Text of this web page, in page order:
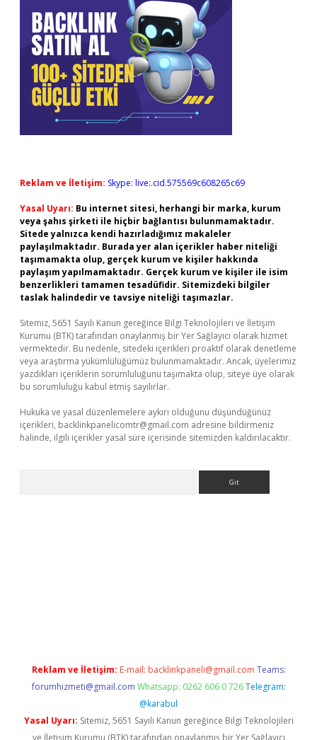
Reklam ve İletişim: Skype: live:.cid.575569c608265c69
Yasal Uyarı: Bu internet sitesi, herhangi bir marka, kurum
veya şahıs şirketi ile hiçbir bağlantısı bulunmamaktadır.
Sitede yalnızca kendi hazırladığımız makaleler
paylaşılmaktadır. Burada yer alan içerikler haber niteliği
taşımamakta olup, gerçek kurum ve kişiler hakkında
paylaşım yapılmamaktadır. Gerçek kurum ve kişiler ile isim
benzerlikleri tamamen tesadüfidir. Sitemizdeki bilgiler
taslak halindedir ve tavsiye niteliği taşımazlar.
Sitemiz, 5651 Sayılı Kanun gereğince Bilgi Teknolojileri ve İletişim
Kurumu (BTK) tarafından onaylanmış bir Yer Sağlayıcı olarak hizmet
vermektedir. Bu nedenle, sitedeki içerikleri proaktif olarak denetleme
veya araştırma yükümlülüğümüz bulunmamaktadır. Ancak, üyelerimiz
yazdıkları içeriklerin sorumluluğunu taşımakta olup, siteye üye olarak
bu sorumluluğu kabul etmiş sayılırlar.
Hukuka ve yasal düzenlemelere aykırı olduğunu düşündüğünüz
içerikleri, backlinkpanelicomtr@gmail.com adresine bildirmeniz
halinde, ilgili içerikler yasal süre içerisinde sitemizden kaldırılacaktır.
Reklam ve İletişim: E-mail: backlinkpaneli@gmail.com Teams:
forumhizmeti@gmail.com Whatsapp: 0262 606 0 726 Telegram:
@karabul
Yasal Uyarı: Sitemiz, 5651 Sayılı Kanun gereğince Bilgi Teknolojileri
ve İletişim Kurumu (BTK) tarafından onaylanmış bir Yer Sağlayıcı